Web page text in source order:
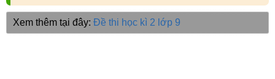
Xem thêm tại đây: Đề thi học kì 2 lớp 9